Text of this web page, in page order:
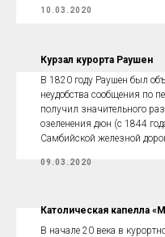
10.03.2020
Курзал курорта Раушен
В 1820 году Раушен был
неудобства сообщения по
получил значительного
озеленения дюн (с 1844
Самбийской железной
09.03.2020
Католическая капелла
В начале 20 века в